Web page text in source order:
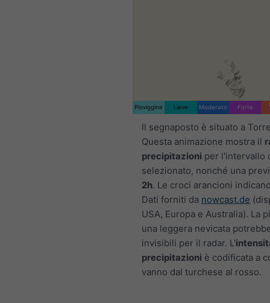
Pioviggine Lieve Moderato Forte
Il segnaposto è situato a
Questa animazione mostra il
precipitazioni per l'intervallo
selezionato, nonché una
2h. Le croci arancioni
Dati forniti da nowcast.de
USA, Europa e Australia). La
una leggera nevicata
invisibili per il radar. L'
precipitazioni è codificata a
vanno dal turchese al rosso.